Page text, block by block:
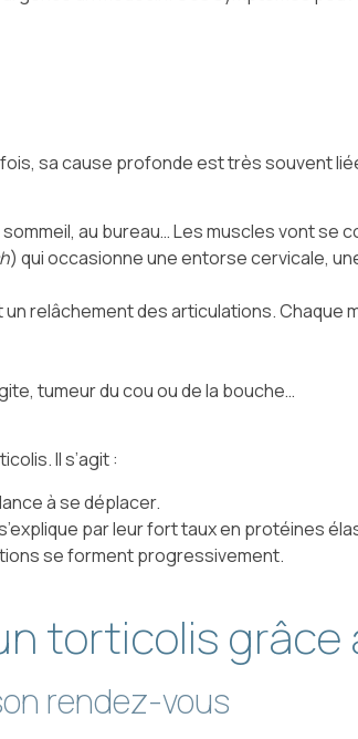
sa cause profonde est très souvent
au bureau… Les muscles vont se
) qui occasionne une entorse cervicale,
relâchement des articulations. Chaque
tumeur du cou ou de la bouche…
Il s’agit :
à se déplacer.
par leur fort taux en protéines
se forment progressivement.
torticolis grâce
rendez-vous